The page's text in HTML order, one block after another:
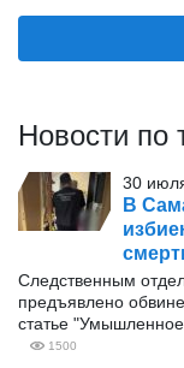
Новости по
30
В
Следственным
предъявлено
статье
1500